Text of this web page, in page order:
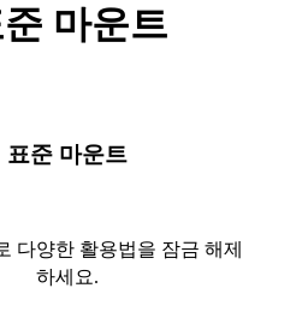
마운트
표준 마운트
다양한 활용법을 잠금 해제
하세요.